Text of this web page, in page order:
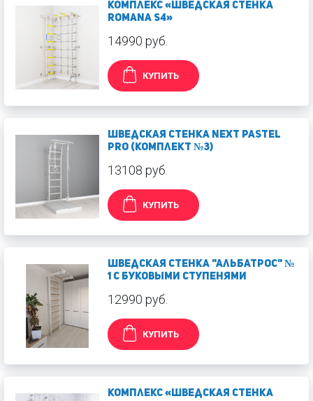
Комплекс «Шведская стенка
ROMANA S4»
14990 руб.
КУПИТЬ
Шведская стенка Next Pastel
PRO (Комплект №3)
13108 руб.
КУПИТЬ
Шведская стенка "Альбатрос" №
1 c буковыми ступенями
12990 руб.
КУПИТЬ
Комплекс «Шведская стенка